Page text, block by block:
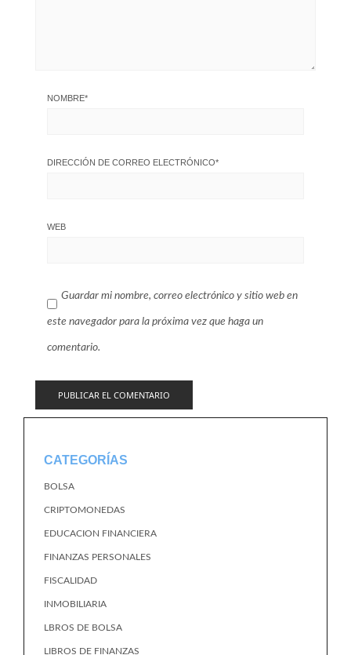
NOMBRE*
DIRECCIÓN DE CORREO ELECTRÓNICO*
WEB
Guardar mi nombre, correo electrónico y sitio web en
este navegador para la próxima vez que haga un
comentario.
CATEGORÍAS
BOLSA
CRIPTOMONEDAS
EDUCACION FINANCIERA
FINANZAS PERSONALES
FISCALIDAD
INMOBILIARIA
LBROS DE BOLSA
LIBROS DE FINANZAS